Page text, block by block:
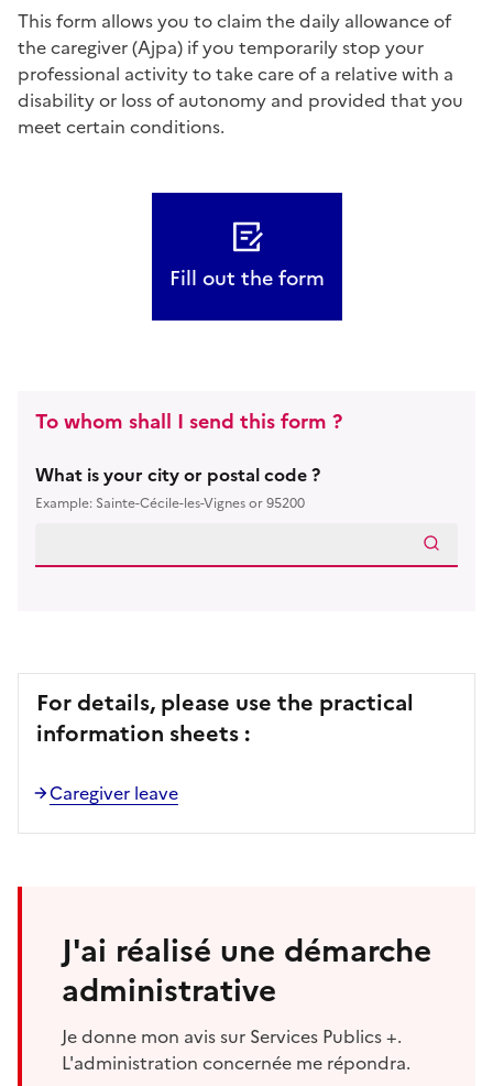
This form allows you to claim the daily allowance of
the caregiver (Ajpa) if you temporarily stop your
professional activity to take care of a relative with a
disability or loss of autonomy and provided that you
meet certain conditions.
Fill out the form
To whom shall I send this form ?
What is your city or postal code ?
Example: Sainte-Cécile-les-Vignes or 95200
For details, please use the practical
information sheets :
Caregiver leave
J'ai réalisé une démarche
administrative
Je donne mon avis sur Services Publics +.
L'administration concernée me répondra.